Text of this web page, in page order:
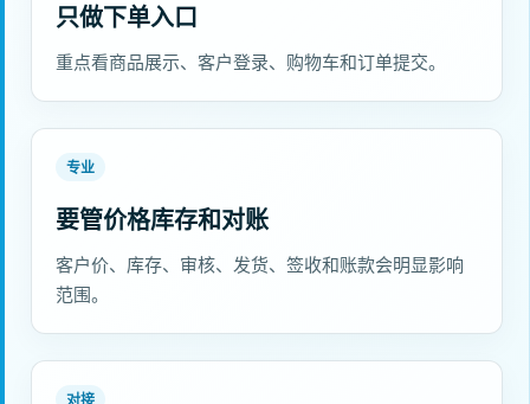
只做下单入口
重点看商品展示、客户登录、购物车和订单提交。
专业
要管价格库存和对账
客户价、库存、审核、发货、签收和账款会明显影响
范围。
对接